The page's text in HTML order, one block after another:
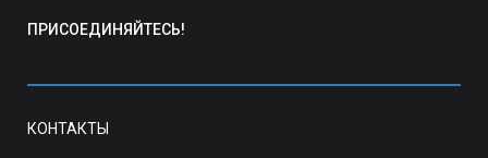
ПРИСОЕДИНЯЙТЕСЬ!
КОНТАКТЫ